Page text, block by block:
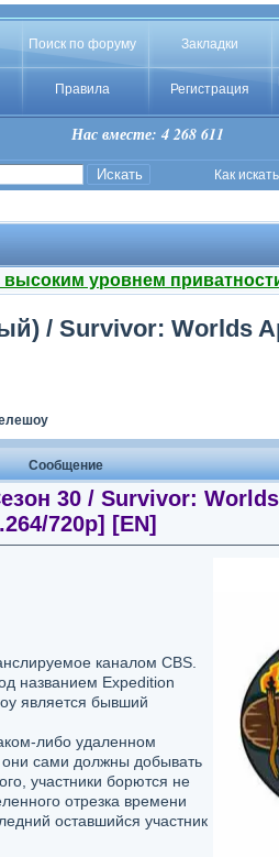
Поиск по форуму Закладки
Правила Регистрация
Нас вместе: 4 268 611
Как искать
уровнем
/ Survivor: Worlds
Сообщение
30 / Survivor:
720p] [EN]
каналом CBS.
названием Expedition
является бывший
либо удаленном
они сами должны добывать
участники борются не
отрезка времени
оставшийся участник